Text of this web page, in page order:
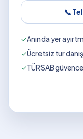
📞
✓Anında yer
✓Ücretsiz tur
✓TÜRSAB